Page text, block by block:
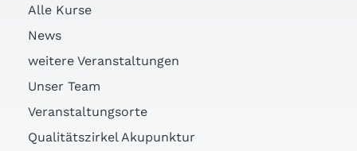
Alle Kurse
News
weitere Veranstaltungen
Unser Team
Veranstaltungsorte
Qualitätszirkel Akupunktur